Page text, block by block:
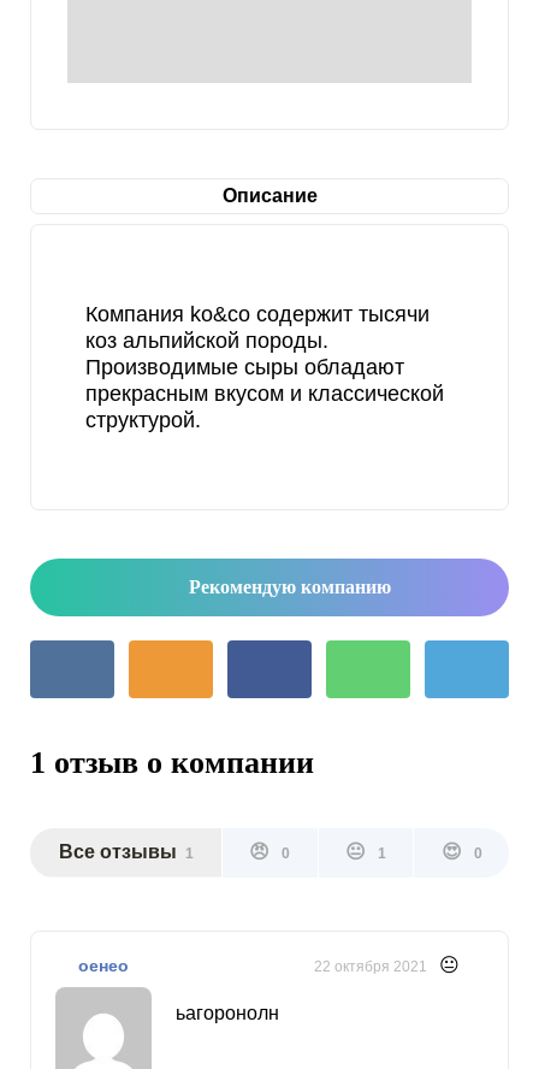
Описание
Компания ko&co содержит тысячи
коз альпийской породы.
Производимые сыры обладают
прекрасным вкусом и классической
структурой.
Рекомендую компанию
1 отзыв о компании
Все отзывы 1 😠 0 😐 1 😍 0
оенео 22 октября 2021 😐
ьагоронолн